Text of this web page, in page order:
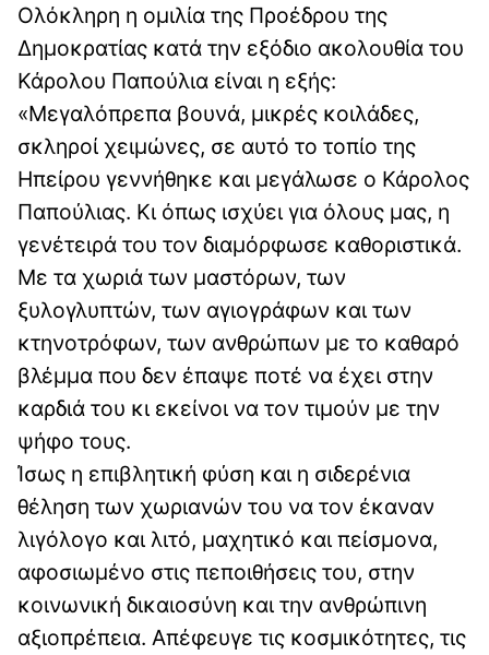
Ολόκληρη η ομιλία της Προέδρου της
Δημοκρατίας κατά την εξόδιο ακολουθία του
Κάρολου Παπούλια είναι η εξής:
«Μεγαλόπρεπα βουνά, μικρές κοιλάδες,
σκληροί χειμώνες, σε αυτό το τοπίο της
Ηπείρου γεννήθηκε και μεγάλωσε ο Κάρολος
Παπούλιας. Κι όπως ισχύει για όλους μας, η
γενέτειρά του τον διαμόρφωσε καθοριστικά.
Με τα χωριά των μαστόρων, των
ξυλογλυπτών, των αγιογράφων και των
κτηνοτρόφων, των ανθρώπων με το καθαρό
βλέμμα που δεν έπαψε ποτέ να έχει στην
καρδιά του κι εκείνοι να τον τιμούν με την
ψήφο τους.
Ίσως η επιβλητική φύση και η σιδερένια
θέληση των χωριανών του να τον έκαναν
λιγόλογο και λιτό, μαχητικό και πείσμονα,
αφοσιωμένο στις πεποιθήσεις του, στην
κοινωνική δικαιοσύνη και την ανθρώπινη
αξιοπρέπεια. Απέφευγε τις κοσμικότητες, τις